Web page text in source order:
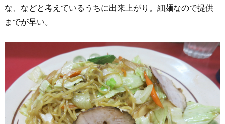
な、などと考えているうちに出来上がり。細麺なので提供
までが早い。